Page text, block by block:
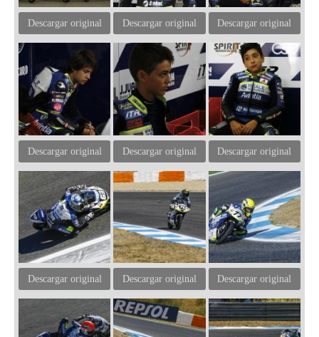
Descargar original Descargar original Descargar original
Descargar original Descargar original Descargar original
Descargar original Descargar original Descargar original